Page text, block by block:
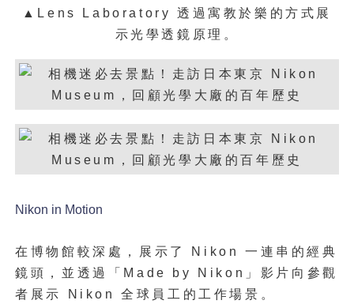
▲Lens Laboratory 透過寓教於樂的方式展
示光學透鏡原理。
Nikon in Motion
在博物館較深處，展示了 Nikon 一連串的經典
鏡頭，並透過「Made by Nikon」影片向參觀
者展示 Nikon 全球員工的工作場景。